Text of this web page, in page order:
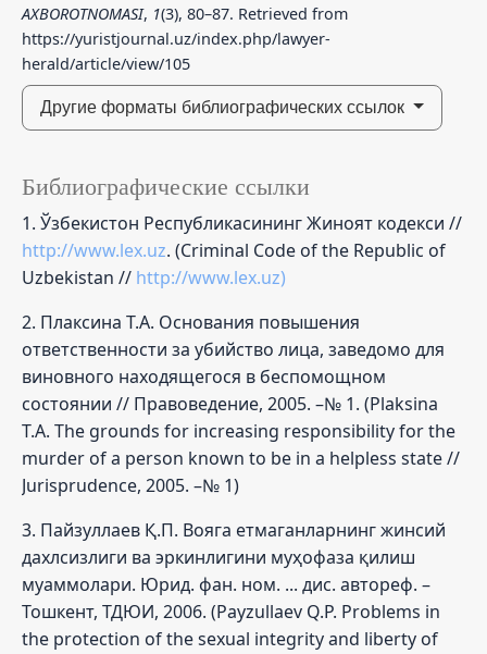
AXBOROTNOMASI, 1(3), 80–87. Retrieved from
https://yuristjournal.uz/index.php/lawyer-
herald/article/view/105
Другие форматы библиографических ссылок
Библиографические ссылки
1. Ўзбекистон Республикасининг Жиноят кодекси //
http://www.lex.uz. (Criminal Code of the Republic of
Uzbekistan // http://www.lex.uz)
2. Плаксина Т.А. Основания повышения
ответственности за убийство лица, заведомо для
виновного находящегося в беспомощном
состоянии // Правоведение, 2005. –№ 1. (Plaksina
T.A. The grounds for increasing responsibility for the
murder of a person known to be in a helpless state //
Jurisprudence, 2005. –№ 1)
3. Пайзуллаев Қ.П. Вояга етмаганларнинг жинсий
дахлсизлиги ва эркинлигини муҳофаза қилиш
муаммолари. Юрид. фан. ном. ... дис. автореф. –
Тошкент, ТДЮИ, 2006. (Payzullaev Q.P. Problems in
the protection of the sexual integrity and liberty of